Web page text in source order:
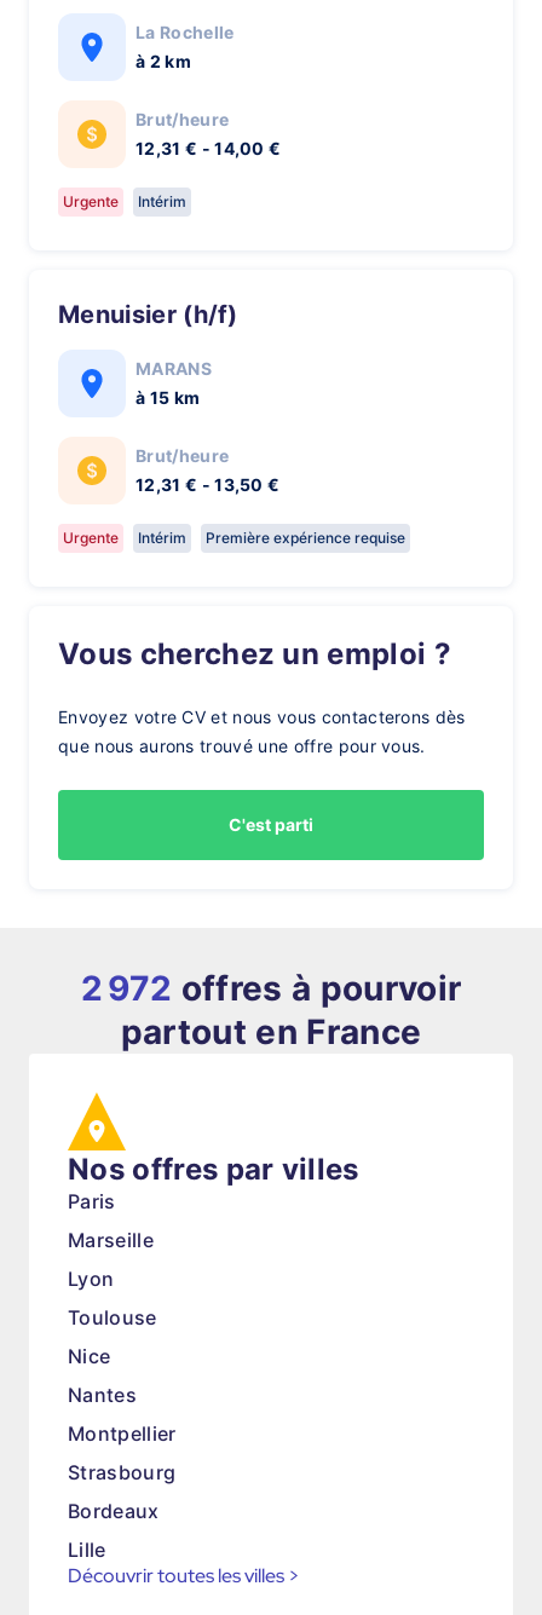
La Rochelle
à 2 km
Brut/heure
12,31 € - 14,00 €
Urgente Intérim
Menuisier (h/f)
MARANS
à 15 km
Brut/heure
12,31 € - 13,50 €
Urgente Intérim Première expérience requise
Vous cherchez un emploi ?
Envoyez votre CV et nous vous contacterons dès
que nous aurons trouvé une offre pour vous.
C'est parti
2 972 offres à pourvoir
partout en France
Nos offres par villes
Paris
Marseille
Lyon
Toulouse
Nice
Nantes
Montpellier
Strasbourg
Bordeaux
Lille
Découvrir toutes les villes >